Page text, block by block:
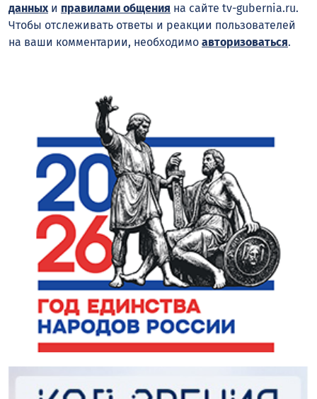
данных и правилами общения на сайте tv-gubernia.ru.
Чтобы отслеживать ответы и реакции пользователей
на ваши комментарии, необходимо авторизоваться.